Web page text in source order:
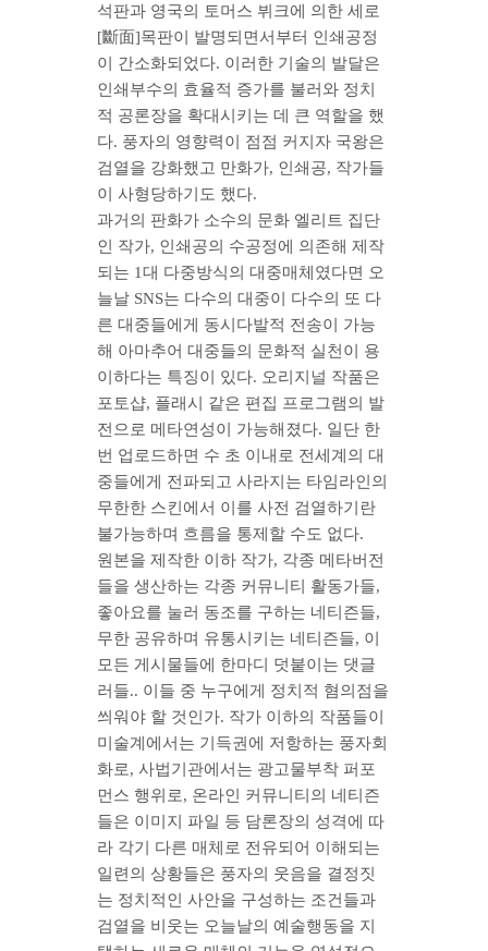
석판과 영국의 토머스 뷔크에 의한 세로
[斷面]목판이 발명되면서부터 인쇄공정
이 간소화되었다. 이러한 기술의 발달은
인쇄부수의 효율적 증가를 불러와 정치
적 공론장을 확대시키는 데 큰 역할을 했
다. 풍자의 영향력이 점점 커지자 국왕은
검열을 강화했고 만화가, 인쇄공, 작가들
이 사형당하기도 했다.
과거의 판화가 소수의 문화 엘리트 집단
인 작가, 인쇄공의 수공정에 의존해 제작
되는 1대 다중방식의 대중매체였다면 오
늘날 SNS는 다수의 대중이 다수의 또 다
른 대중들에게 동시다발적 전송이 가능
해 아마추어 대중들의 문화적 실천이 용
이하다는 특징이 있다. 오리지널 작품은
포토샵, 플래시 같은 편집 프로그램의 발
전으로 메타연성이 가능해졌다. 일단 한
번 업로드하면 수 초 이내로 전세계의 대
중들에게 전파되고 사라지는 타임라인의
무한한 스킨에서 이를 사전 검열하기란
불가능하며 흐름을 통제할 수도 없다.
원본을 제작한 이하 작가, 각종 메타버전
들을 생산하는 각종 커뮤니티 활동가들,
좋아요를 눌러 동조를 구하는 네티즌들,
무한 공유하며 유통시키는 네티즌들, 이
모든 게시물들에 한마디 덧붙이는 댓글
러들.. 이들 중 누구에게 정치적 혐의점을
씌워야 할 것인가. 작가 이하의 작품들이
미술계에서는 기득권에 저항하는 풍자회
화로, 사법기관에서는 광고물부착 퍼포
먼스 행위로, 온라인 커뮤니티의 네티즌
들은 이미지 파일 등 담론장의 성격에 따
라 각기 다른 매체로 전유되어 이해되는
일련의 상황들은 풍자의 웃음을 결정짓
는 정치적인 사안을 구성하는 조건들과
검열을 비웃는 오늘날의 예술행동을 지